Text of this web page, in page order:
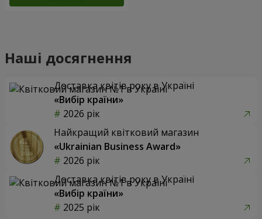
Наші досягнення
Доставка квітів року в Україні
«Вибір країни»
2026 рік
Найкращий квітковий магазин
«Ukrainian Business Award»
2026 рік
Доставка квітів року в Україні
«Вибір країни»
2025 рік